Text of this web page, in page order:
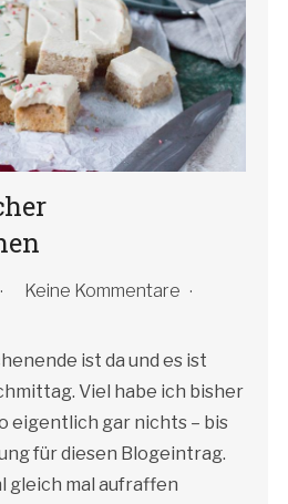
Keine Kommentare
ist da und es ist
Viel habe ich bisher
eigentlich gar nichts – bis
für diesen Blogeintrag.
gleich mal aufraffen